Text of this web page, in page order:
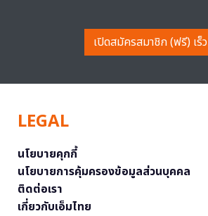
เปิดสมัครสมาชิก (ฟรี) เร็
LEGAL
นโยบายคุกกี้
นโยบายการคุ้มครองข้อมูลส่วนบุคคล
ติดต่อเรา
เกี่ยวกับเอ็มไทย